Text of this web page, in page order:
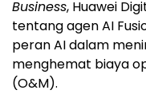
Business, Huawei
tentang agen AI
peran AI dalam
menghemat biaya
(O&M).